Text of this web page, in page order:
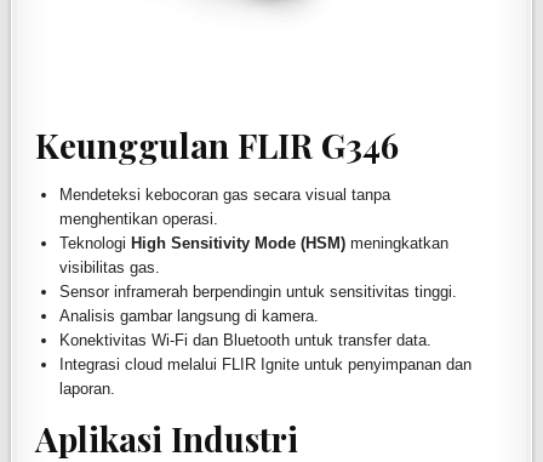
Keunggulan FLIR G346
Mendeteksi kebocoran gas secara visual tanpa
menghentikan operasi.
TeknologiHigh Sensitivity Mode (HSM) meningkatkan
visibilitas gas.
Sensor inframerah berpendingin untuk sensitivitas tinggi.
Analisis gambar langsung di kamera.
Konektivitas Wi-Fi dan Bluetooth untuk transfer data.
Integrasi cloud melalui FLIR Ignite untuk penyimpanan dan
laporan.
Aplikasi Industri